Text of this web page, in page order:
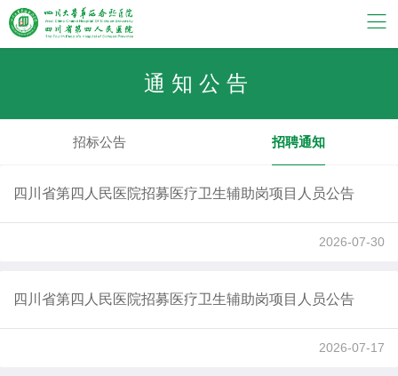
通知公告
招标公告 招聘通知
四川省第四人民医院招募医疗卫生辅助岗项目人员公告
2026-07-30
四川省第四人民医院招募医疗卫生辅助岗项目人员公告
2026-07-17